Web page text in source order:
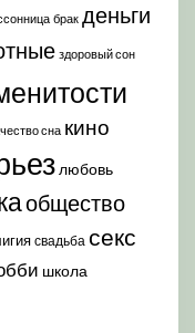
брак деньги
здоровый сон
сна кино
любовь
общество
свадьба секс
школа